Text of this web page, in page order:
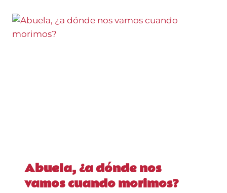
Abuela, ¿a dónde nos
vamos cuando morimos?